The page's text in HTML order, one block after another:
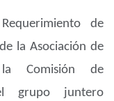
Requerimiento de
la Asociación de
la Comisión de
grupo juntero